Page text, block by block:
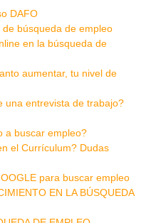
DAFO
búsqueda de empleo
en la búsqueda de
aumentar, tu nivel de
una entrevista de trabajo?
a buscar empleo?
el Currículum? Dudas
para buscar empleo
EN LA BÚSQUEDA